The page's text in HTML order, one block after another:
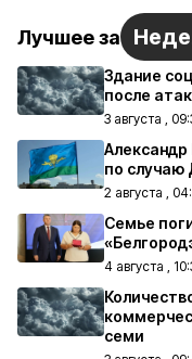
Лучшее за
Здание
после
3 августа ,
по случаю
2 августа ,
Семье
4 августа ,
семи